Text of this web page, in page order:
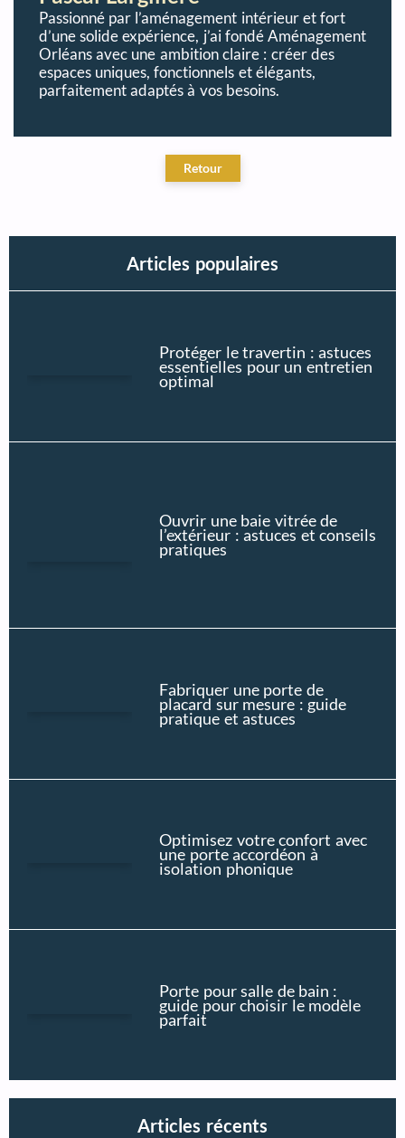
Passionné par l’aménagement intérieur et fort
d’une solide expérience, j’ai fondé Aménagement
Orléans avec une ambition claire : créer des
espaces uniques, fonctionnels et élégants,
parfaitement adaptés à vos besoins.
Articles populaires
Protéger le travertin : astuces
essentielles pour un entretien
optimal
Ouvrir une baie vitrée de
l’extérieur : astuces et conseils
pratiques
Fabriquer une porte de
placard sur mesure : guide
pratique et astuces
Optimisez votre confort avec
une porte accordéon à
isolation phonique
Porte pour salle de bain :
guide pour choisir le modèle
parfait
Articles récents